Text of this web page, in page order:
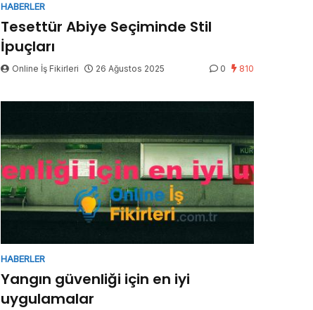
HABERLER
Tesettür Abiye Seçiminde Stil
İpuçları
Online İş Fikirleri 26 Ağustos 2025 0 810
HABERLER
Yangın güvenliği için en iyi
uygulamalar